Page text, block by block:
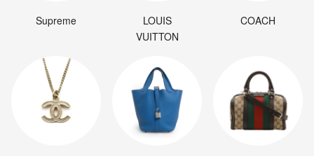
Supreme
LOUIS
VUITTON
COACH